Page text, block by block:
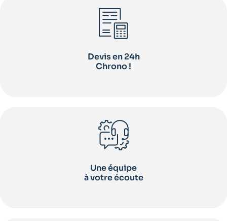
Devis en 24h
Chrono !
Une équipe
à votre écoute